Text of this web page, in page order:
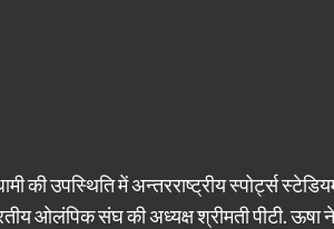
उपस्थिति में अन्तरराष्ट्रीय स्पोर्ट्स स्टेडियम
ओलंपिक संघ की अध्यक्ष श्रीमती पीटी. ऊषा ने